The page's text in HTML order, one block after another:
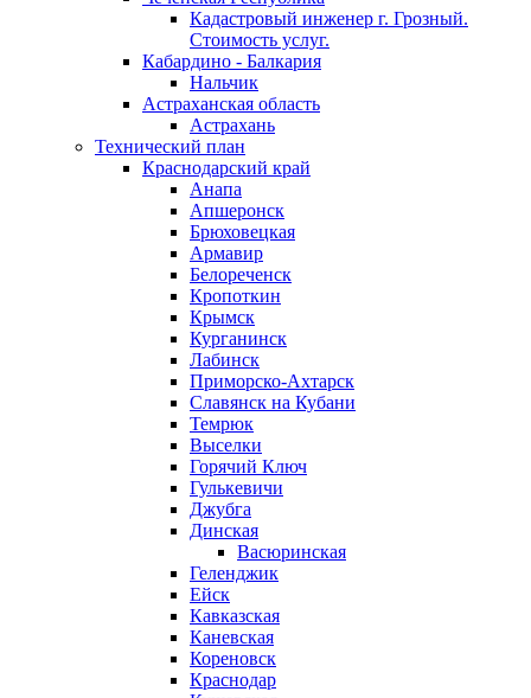
Кадастровый инженер г. Грозный.
Стоимость услуг.
Кабардино - Балкария
Нальчик
Астраханская область
Астрахань
Технический план
Краснодарский край
Анапа
Апшеронск
Брюховецкая
Армавир
Белореченск
Кропоткин
Крымск
Курганинск
Лабинск
Приморско-Ахтарск
Славянск на Кубани
Темрюк
Выселки
Горячий Ключ
Гулькевичи
Джубга
Динская
Васюринская
Геленджик
Ейск
Кавказская
Каневская
Кореновск
Краснодар